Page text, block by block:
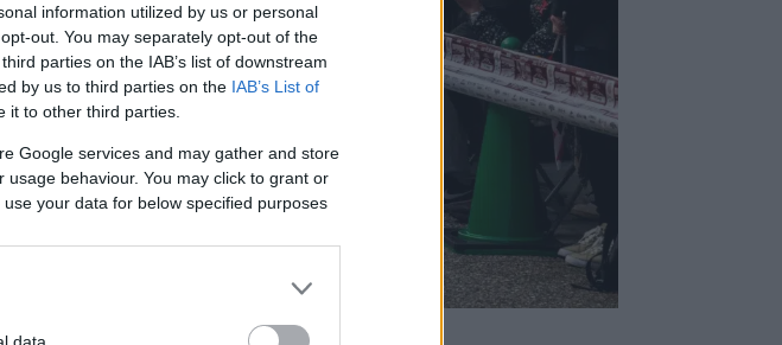
information utilized by us or personal
out. You may separately opt-out of the
parties on the IAB’s list of downstream
by us to third parties on the IAB’s List of
it to other third parties.
Google services and may gather and store
behaviour. You may click to grant or
your data for below specified purposes
arra, hogy
a WRC-től